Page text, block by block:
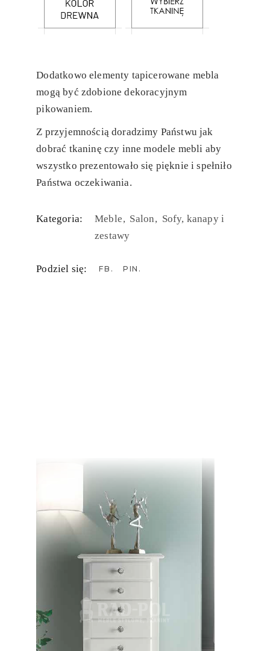
Dodatkowo elementy tapicerowane mebla
mogą być zdobione dekoracyjnym
pikowaniem.
Z przyjemnością doradzimy Państwu jak
dobrać tkaninę czy inne modele mebli aby
wszystko prezentowało się pięknie i spełniło
Państwa oczekiwania.
Kategoria: Meble Salon Sofy, kanapy i
zestawy
Podziel się: FB PIN